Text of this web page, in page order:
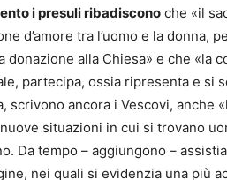
i presuli ribadiscono che «il
d’amore tra l’uomo e la donna,
donazione alla Chiesa» e che «la
partecipa, ossia ripresenta e si
scrivono ancora i Vescovi, anche
situazioni in cui si trovano
Da tempo – aggiungono –
nei quali si evidenzia una più